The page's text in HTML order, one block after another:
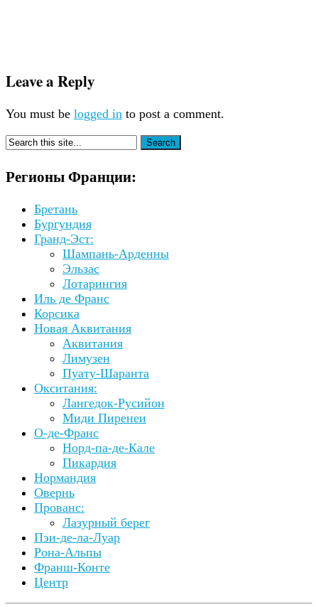
Leave a Reply
You must be logged in to post a comment.
Регионы Франции:
Бретань
Бургундия
Гранд-Эст:
Шампань-Арденны
Эльзас
Лотарингия
Иль де Франс
Корсика
Новая Аквитания
Аквитания
Лимузен
Пуату-Шаранта
Окситания:
Лангедок-Русийон
Миди Пиренеи
О-де-Франс
Норд-па-де-Кале
Пикардия
Нормандия
Овернь
Прованс:
Лазурный берег
Пэи-де-ла-Луар
Рона-Альпы
Франш-Конте
Центр